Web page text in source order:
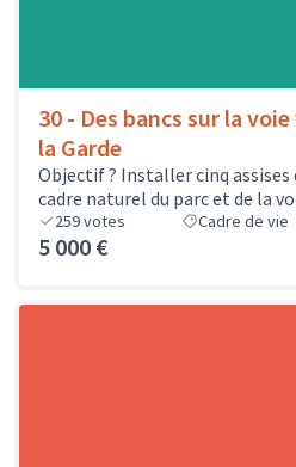
30 - Des bancs sur la
la Garde
Objectif ? Installer cinq assises
cadre naturel du parc et de la
259votes Cadre de vie
5 000 €